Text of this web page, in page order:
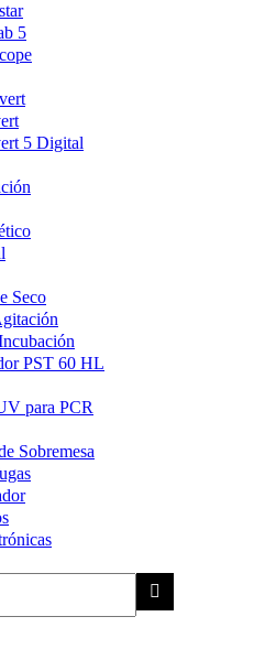
5
5 Digital
Seco
PST 60 HL
para PCR
Sobremesa